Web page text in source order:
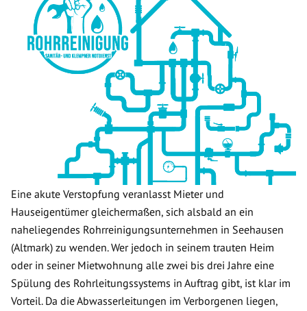
Eine akute Verstopfung veranlasst Mieter und
Hauseigentümer gleichermaßen, sich alsbald an ein
naheliegendes Rohrreinigungsunternehmen in Seehausen
(Altmark) zu wenden. Wer jedoch in seinem trauten Heim
oder in seiner Mietwohnung alle zwei bis drei Jahre eine
Spülung des Rohrleitungssystems in Auftrag gibt, ist klar im
Vorteil. Da die Abwasserleitungen im Verborgenen liegen,